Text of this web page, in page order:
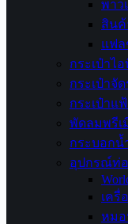
พาว
สินค้
แฟล
กระเป๋าไ
กระเป๋าจัด
กระเป๋าแ
พัดลมพรีเ
กระบอกน้
อุปกรณ์ท่อ
เครื่
หมอ